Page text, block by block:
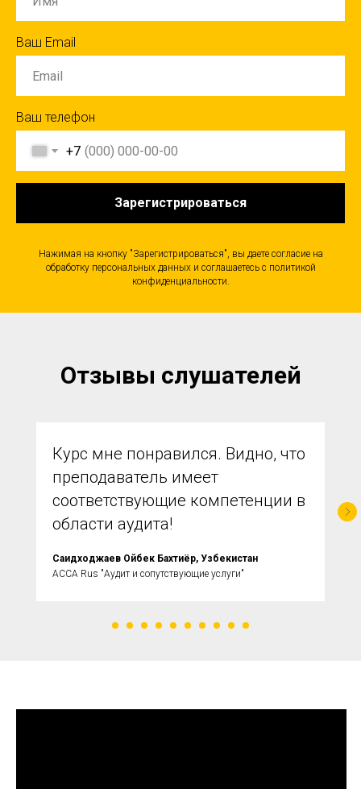
Ваш Email
Ваш телефон
+7
Зарегистрироваться
Нажимая на кнопку "Зарегистрироваться", вы даете согласие на
обработку персональных данных и соглашаетесь c политикой
конфиденциальности.
Отзывы слушателей
Курс мне понравился. Видно, что
преподаватель имеет
соответствующие компетенции в
области аудита!
Саидходжаев Ойбек Бахтиёр, Узбекистан
ACCA Rus "Аудит и сопутствующие услуги"